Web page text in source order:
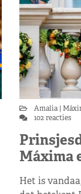
Amalia
102 reacties
Máxima
Het is